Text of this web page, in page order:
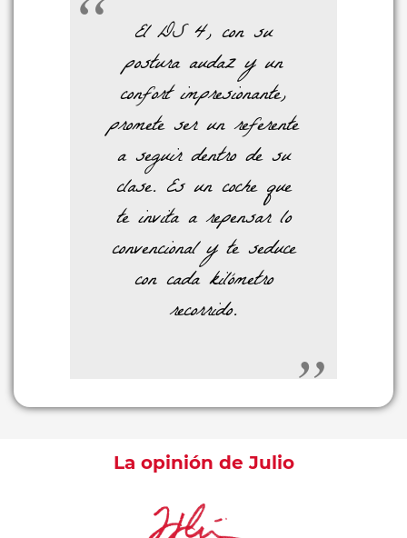
El DS 4, con su
postura audaz y un
confort impresionante,
promete ser un referente
a seguir dentro de su
clase. Es un coche que
te invita a repensar lo
convencional y te seduce
con cada kilómetro
recorrido.
La opinión de Julio